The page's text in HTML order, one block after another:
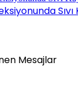
Mesajlar